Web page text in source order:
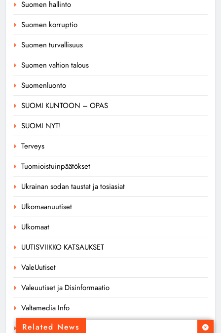
Related News
Suomen hallinto
Suomen korruptio
Suomen turvallisuus
Suomen valtion talous
Suomenluonto
SUOMI KUNTOON – OPAS
SUOMI NYT!
Terveys
Tuomioistuinpäätökset
Ukrainan sodan taustat ja tosiasiat
Ulkomaanuutiset
Ulkomaat
UUTISVIIKKO KATSAUKSET
ValeUutiset
Valeuutiset ja Disinformaatio
Valtamedia Info
Valtamedia Tiedottaa